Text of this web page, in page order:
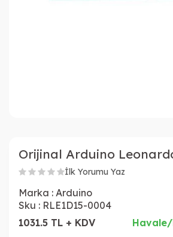
Orijinal Arduino
İlk Yorumu Yaz
Marka : Arduino
Sku : RLE1D15-0004
1031.5 TL + KDV
Havale/